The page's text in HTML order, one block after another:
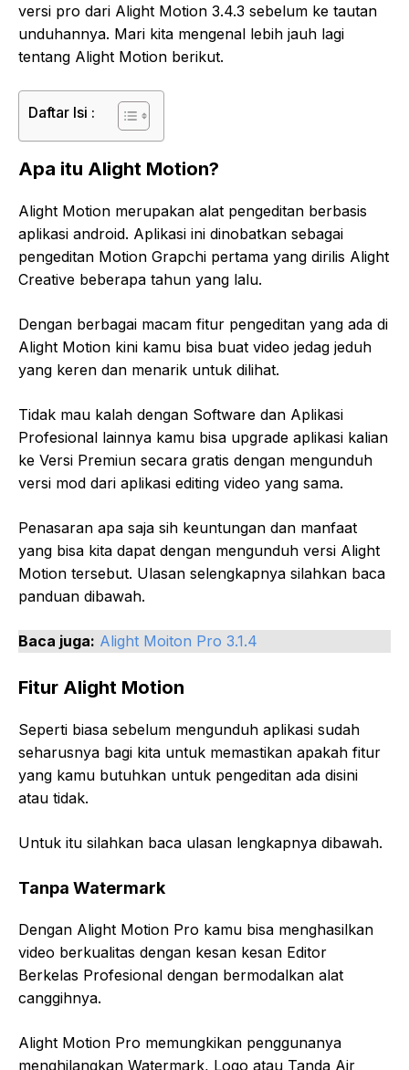
versi pro dari Alight Motion 3.4.3 sebelum ke tautan
unduhannya. Mari kita mengenal lebih jauh lagi
tentang Alight Motion berikut.
Daftar Isi :
Apa itu Alight Motion?
Alight Motion merupakan alat pengeditan berbasis
aplikasi android. Aplikasi ini dinobatkan sebagai
pengeditan Motion Grapchi pertama yang dirilis Alight
Creative beberapa tahun yang lalu.
Dengan berbagai macam fitur pengeditan yang ada di
Alight Motion kini kamu bisa buat video jedag jeduh
yang keren dan menarik untuk dilihat.
Tidak mau kalah dengan Software dan Aplikasi
Profesional lainnya kamu bisa upgrade aplikasi kalian
ke Versi Premiun secara gratis dengan mengunduh
versi mod dari aplikasi editing video yang sama.
Penasaran apa saja sih keuntungan dan manfaat
yang bisa kita dapat dengan mengunduh versi Alight
Motion tersebut. Ulasan selengkapnya silahkan baca
panduan dibawah.
Baca juga: Alight Moiton Pro 3.1.4
Fitur Alight Motion
Seperti biasa sebelum mengunduh aplikasi sudah
seharusnya bagi kita untuk memastikan apakah fitur
yang kamu butuhkan untuk pengeditan ada disini
atau tidak.
Untuk itu silahkan baca ulasan lengkapnya dibawah.
Tanpa Watermark
Dengan Alight Motion Pro kamu bisa menghasilkan
video berkualitas dengan kesan kesan Editor
Berkelas Profesional dengan bermodalkan alat
canggihnya.
Alight Motion Pro memungkikan penggunanya
menghilangkan Watermark, Logo atau Tanda Air